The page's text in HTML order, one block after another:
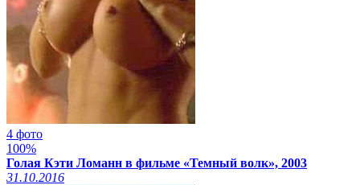
4 фото
100%
Голая Кэти Ломанн в фильме «Темный волк», 2003
31.10.2016